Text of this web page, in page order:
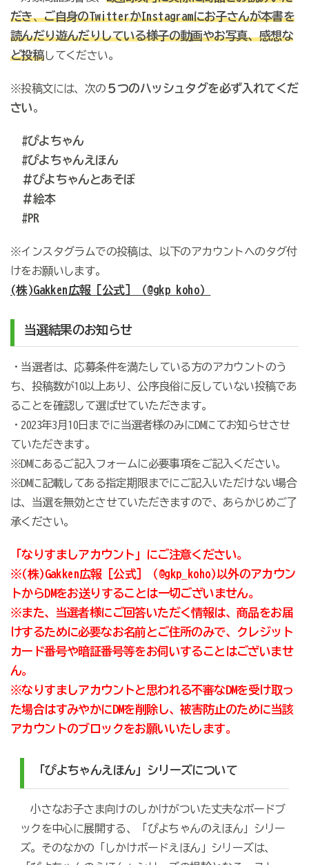
だき、ご自身のTwitterかInstagramにお子さんが本書を
読んだり遊んだりしている様子の動画やお写真、感想な
ど投稿してください。
※投稿文には、次の ５つのハッシュタグを必ず入れてくだ
さい。
#ぴよちゃん
#ぴよちゃんえほん
＃ぴよちゃんとあそぼ
＃絵本
#PR
※インスタグラムでの投稿は、以下のアカウントへのタグ付
けをお願いします。
(株)Gakken広報［公式］（@gkp_koho）
当選結果のお知らせ
・当選者は、応募条件を満たしている方のアカウントのう
ち、投稿数が10以上あり、公序良俗に反していない投稿であ
ることを確認して選ばせていただきます。
・2023年3月10日 までに当選者様のみにDMにてお知らせさせ
ていただきます。
※DMにあるご記入フォームに必要事項をご記入ください。
※DMに記載してある指定期限までにご記入いただけない場合
は、当選を無効とさせていただきますので、あらかじめご了
承ください。
「なりすましアカウント」にご注意ください。
※(株)Gakken広報［公式］（@gkp_koho)以外のアカウン
トからDMをお送りすることは一切ございません。
※また、当選者様にご回答いただく情報は、商品をお届
けするために必要なお名前とご住所のみで、クレジット
カード番号や暗証番号等をお伺いすることはございませ
ん。
※なりすましアカウントと思われる不審なDMを受け取っ
た場合はすみやかにDMを削除し、被害防止のために当該
アカウントのブロックをお願いいたします。
「ぴよちゃんえほん」シリーズについて
小さなお子さま向けのしかけがついた丈夫なボードブ
ックを中心に展開する、「ぴよちゃんのえほん」シリー
ズ。そのなかの「しかけボードえほん」シリーズは、